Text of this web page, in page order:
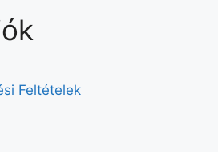
Feltételek